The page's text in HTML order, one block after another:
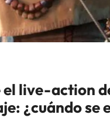
el live-action
¿cuándo se